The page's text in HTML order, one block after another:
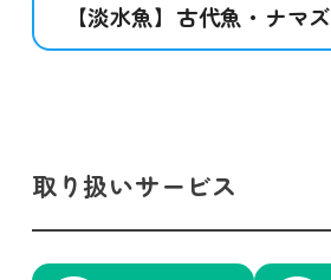
【淡水魚】古代魚・ナマズ
取り扱いサービス